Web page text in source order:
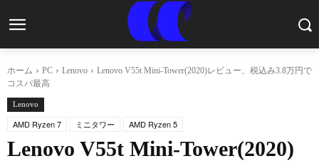
ホーム PC Lenovo
Lenovo V55t Mini-Tower(2020)レビュー、税込み3.8万円で
コスパ最高
Lenovo
AMD Ryzen 7 ミニタワー AMD Ryzen 5
Lenovo V55t Mini-Tower(2020)